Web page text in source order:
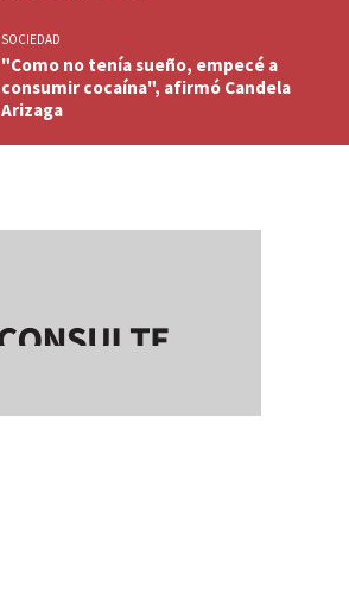
SOCIEDAD
"Como no tenía sueño, empecé a
consumir cocaína", afirmó Candela
Arizaga